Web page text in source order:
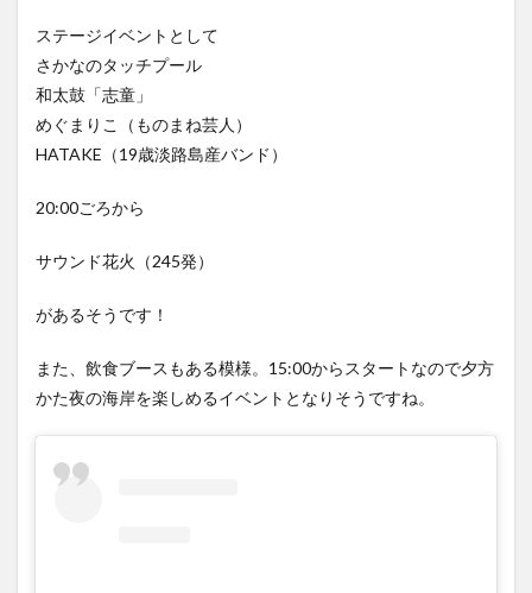
ステージイベントとして
さかなのタッチプール
和太鼓「志童」
めぐまりこ（ものまね芸人）
HATAKE（19歳淡路島産バンド）
20:00ごろから
サウンド花火（245発）
があるそうです！
また、飲食ブースもある模様。15:00からスタートなので夕方
かた夜の海岸を楽しめるイベントとなりそうですね。